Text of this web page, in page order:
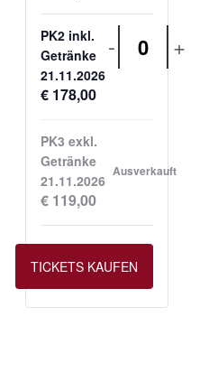
PK2 inkl.
Getränke
21.11.2026
€ 178,00
- Anzahl
+
PK3 exkl.
Getränke
21.11.2026
€ 119,00
Ausverkauft
TICKETS KAUFEN